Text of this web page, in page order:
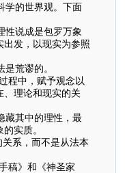
学的世界观。下面
性说成是包罗万象
发，以现实为参照
荒谬的。
程中，赋予观念以
、理论和现实的关
藏其中的理性，最
实质。
系，而不是从法本
稿》和《神圣家